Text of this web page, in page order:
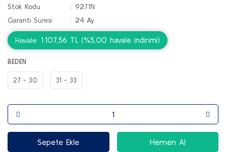
Stok Kodu
9271N
Garanti Süresi
24 Ay
Havale 1.107,56 TL (%5,00 havale indirimi)
BEDEN
27 - 30 31 - 33
Sepete Ekle Hemen Al